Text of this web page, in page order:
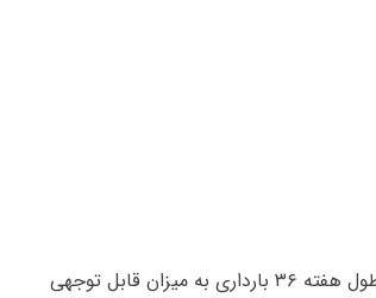
بروز بی اختیاری ادرار به عنوان یک خانم باردار به یاد داشته باشید که به دلیل تکرر ادرار، سر زدن شما به دستشویی و حمام در طول هفته ۳۶ بارداری به میزان قابل توجهی